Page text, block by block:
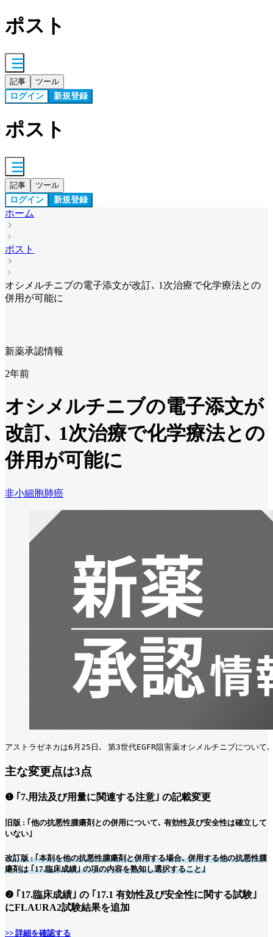
ポスト
記事 ツール
ログイン 新規登録
ポスト
記事 ツール
ログイン 新規登録
ホーム
ポスト
オシメルチニブの電子添文が改訂､ 1次治療で化学療法との
併用が可能に
新薬承認情報
2年前
オシメルチニブの電子添文が
改訂､ 1次治療で化学療法との
併用が可能に
非小細胞肺癌
アストラゼネカは6月25日､ 第3世代EGFR阻害薬オシメルチニブについ
主な変更点は3点
❶ ｢7.用法及び用量に関連する注意｣ の記載変更
旧版 : ｢他の抗悪性腫瘍剤との併用について､ 有効性及び安全性は確立して
いない｣
改訂版 : ｢本剤を他の抗悪性腫瘍剤と併用する場合､ 併用する他の抗悪性腫
瘍剤は ｢17.臨床成績｣ の項の内容を熟知し選択すること｣
❷ ｢17.臨床成績｣ の ｢17.1 有効性及び安全性に関する試験｣
にFLAURA2試験結果を追加
>> 詳細を確認する